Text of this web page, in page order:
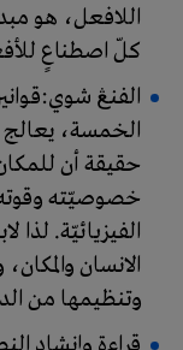
اللافعل، هو
كلّ اصطناعٍ
الفنڠ
الخمسة، يعالج
حقيقة أن
خصوصيّته
الفيزيائيّة. لذا
الانسان
وتنظيمها من